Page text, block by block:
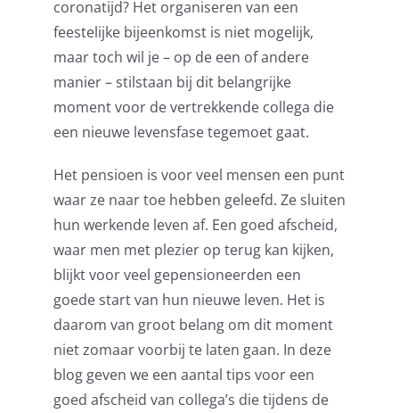
coronatijd? Het organiseren van een
feestelijke bijeenkomst is niet mogelijk,
maar toch wil je – op de een of andere
manier – stilstaan bij dit belangrijke
moment voor de vertrekkende collega die
een nieuwe levensfase tegemoet gaat.
Het pensioen is voor veel mensen een punt
waar ze naar toe hebben geleefd. Ze sluiten
hun werkende leven af. Een goed afscheid,
waar men met plezier op terug kan kijken,
blijkt voor veel gepensioneerden een
goede start van hun nieuwe leven. Het is
daarom van groot belang om dit moment
niet zomaar voorbij te laten gaan. In deze
blog geven we een aantal tips voor een
goed afscheid van collega’s die tijdens de